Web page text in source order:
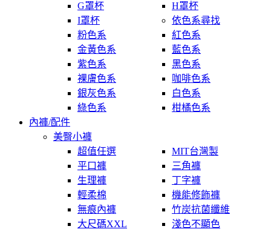
G罩杯
H罩杯
I罩杯
依色系尋找
粉色系
紅色系
金黃色系
藍色系
紫色系
黑色系
裸膚色系
咖啡色系
銀灰色系
白色系
綠色系
柑橘色系
內褲/配件
美臀小褲
超值任選
MIT台灣製
平口褲
三角褲
生理褲
丁字褲
輕柔棉
機能修飾褲
無痕內褲
竹炭抗菌纖維
大尺碼XXL
淺色不顯色